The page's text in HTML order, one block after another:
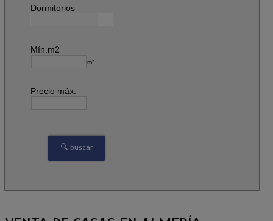
Dormitorios
Mín.m2
m²
Precio máx.